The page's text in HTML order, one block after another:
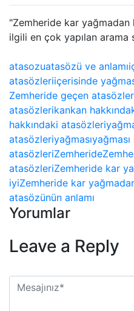
"Zemheride kar yağmadan
ilgili en çok yapılan arama
atasozuatasözü ve anlamı
atasözleriiçerisinde
Zemheride geçen
atasözlerikankan
hakkındaki atasözleri
atasözleriyağmasıyağması
atasözleriZemheride
atasözleriZemheride kar
iyiZemheride kar
atasözünün anlamı
Yorumlar
Leave a Reply